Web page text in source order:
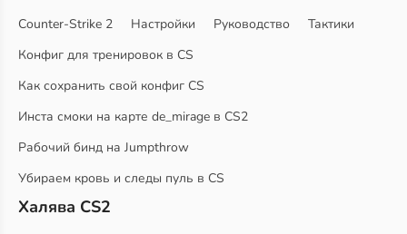
Counter-Strike 2 Настройки Руководство
Тактики
Конфиг для тренировок в CS
Как сохранить свой конфиг CS
Инста смоки на карте de_mirage в CS2
Рабочий бинд на Jumpthrow
Убираем кровь и следы пуль в CS
Халява CS2